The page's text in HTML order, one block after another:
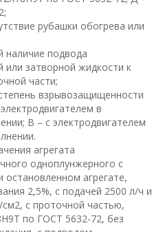
рубашки обогрева или
наличие подвода
затворной жидкости к
части;
взрывозащищенности
в
В – с электродвигателем
агрегата
одноплунжерного с
остановленном агрегате,
2,5%, с подачей 2500 л/ч и
с проточной частью,
по ГОСТ 5632-72, без